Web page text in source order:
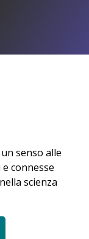
senso alle
connesse
scienza